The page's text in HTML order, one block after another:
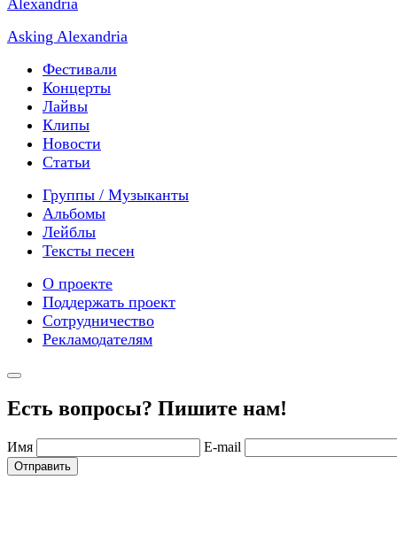
Asking Alexandria
Фестивали
Концерты
Лайвы
Клипы
Новости
Статьи
Группы / Музыканты
Альбомы
Лейблы
Тексты песен
О проекте
Поддержать проект
Сотрудничество
Рекламодателям
Есть вопросы? Пишите нам!
Имя E-mail